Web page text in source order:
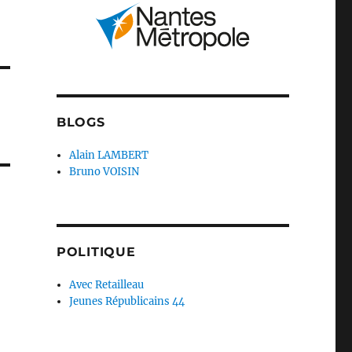
BLOGS
Alain LAMBERT
Bruno VOISIN
POLITIQUE
Avec Retailleau
Jeunes Républicains 44